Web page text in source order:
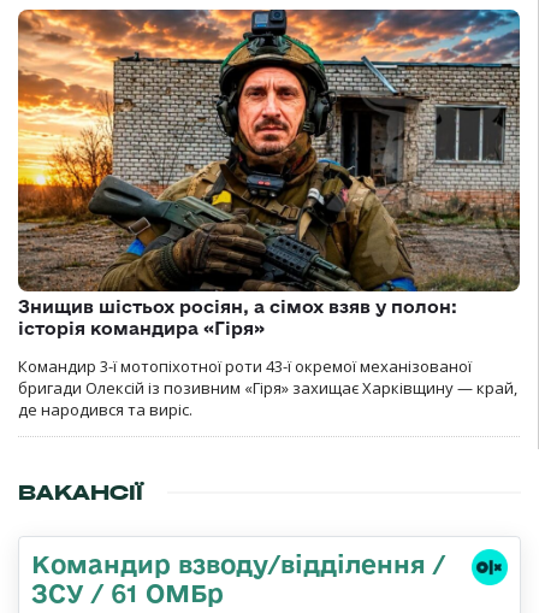
Знищив шістьох росіян, а сімох взяв у полон:
історія командира «Гіря»
Командир 3-ї мотопіхотної роти 43-ї окремої механізованої
бригади Олексій із позивним «Гіря» захищає Харківщину — край,
де народився та виріс.
ВАКАНСІЇ
Командир взводу/відділення /
ЗСУ / 61 ОМБр